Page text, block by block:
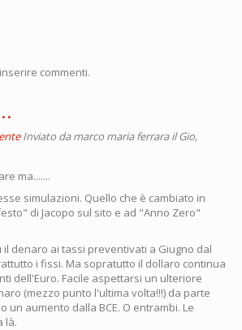
commenti.
Inviato damarco maria ferrarail Gio,
ma.......
simulazioni. Quello che è cambiato in
di Jacopo sul sito e ad "Anno Zero"
denaro ai tassi preventivati a Giugno dal
i fissi. Ma sopratutto il dollaro continua
dell'Euro. Facile aspettarsi un ulteriore
(mezzo punto l'ultima volta!!!) da parte
un aumento dalla BCE. O entrambi. Le
là.